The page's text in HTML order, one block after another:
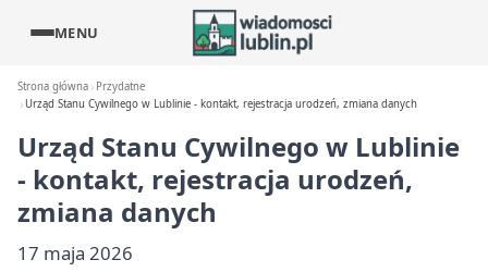
MENU
Strona główna
Przydatne
Urząd Stanu Cywilnego w Lublinie - kontakt, rejestracja urodzeń, zmiana danych
Urząd Stanu Cywilnego w Lublinie
- kontakt, rejestracja urodzeń,
zmiana danych
17 maja 2026